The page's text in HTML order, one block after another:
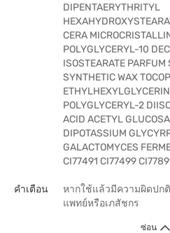
DIPENTAERYTHRITYL
CERA
POLYGLYCERYL-10
ISOSTEARATE
SYNTHETIC WAX
POLYGLYCERYL-2
ACID ACETYL
DIPOTASSIUM
GALACTOMYCES
CI77491 CI77499
คำเตือน
หากใช้แล้วมีความผิดปก
แพทย์หรือเภสัชกร
ซ่อน